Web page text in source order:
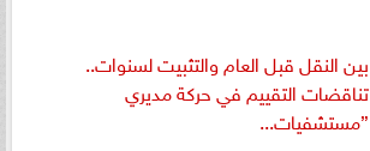
بين النقل قبل العام والتثبيت لسنوات..
تناقضات التقييم في حركة مديري
”مستشفيات...